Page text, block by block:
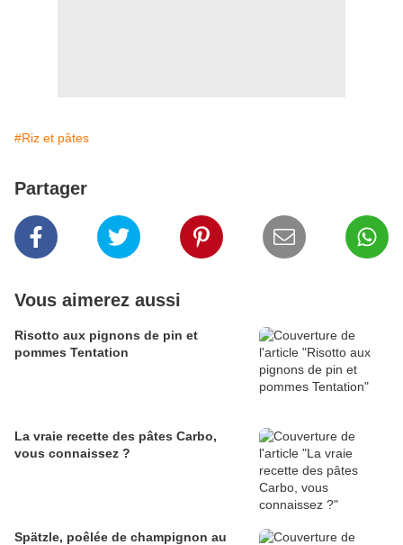
#Riz et pâtes
Partager
Vous aimerez aussi
Risotto aux pignons de pin et
pommes Tentation
La vraie recette des pâtes Carbo,
vous connaissez ?
Spätzle, poêlée de champignon au